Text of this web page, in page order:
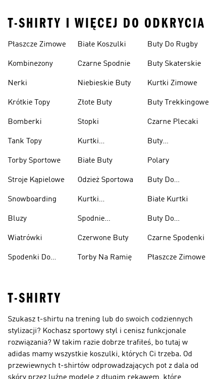
T-SHIRTY I WIĘCEJ DO ODKRYCIA
Płaszcze Zimowe
Kombinezony
Nerki
Krótkie Topy
Bomberki
Tank Topy
Torby Sportowe
Stroje Kąpielowe
Snowboarding
Bluzy
Wiatrówki
Spodenki Do
Białe Koszulki
Czarne Spodnie
Niebieskie Buty
Złote Buty
Stopki
Kurtki
Białe Buty
Odzież Sportowa
Kurtki
Spodnie
Czerwone Buty
Torby Na Ramię
Buty Do Rugby
Buty Skaterskie
Kurtki Zimowe
Buty Trekkingowe
Czarne Plecaki
Buty
Polary
Buty Do
Ciężarów
Białe Kurtki
Buty Do
Czarne Spodenki
Płaszcze Zimowe
T-SHIRTY
Szukasz t-shirtu na trening lub do swoich codziennych
stylizacji? Kochasz sportowy styl i cenisz funkcjonale
rozwiązania? W takim razie dobrze trafiłeś, bo tutaj w
adidas mamy wszystkie koszulki, których Ci trzeba. Od
przewiewnych t-shirtów odprowadzających pot z dala od